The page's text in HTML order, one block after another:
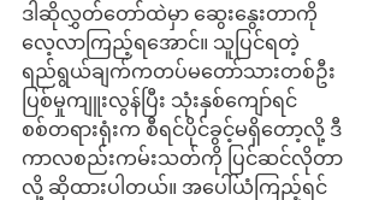
ဒါဆိုလွှတ်တော်ထဲမှာ ဆွေးနွေးတာကို
လေ့လာကြည့်ရအောင်။ သူပြင်ရတဲ့
ရည်ရွယ်ချက်ကတပ်မတော်သားတစ်ဦး
ပြစ်မှုကျူးလွန်ပြီး သုံးနှစ်ကျော်ရင်
စစ်တရားရုံးက စီရင်ပိုင်ခွင့်မရှိတော့လို့ ဒီ
ကာလစည်းကမ်းသတ်ကို ပြင်ဆင်လိုတာ
လို့ ဆိုထားပါတယ်။ အပေါ်ယံကြည့်ရင်